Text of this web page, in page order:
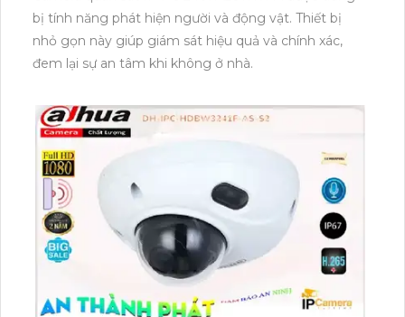
bị tính năng phát hiện người và động vật. Thiết bị
nhỏ gọn này giúp giám sát hiệu quả và chính xác,
đem lại sự an tâm khi không ở nhà.